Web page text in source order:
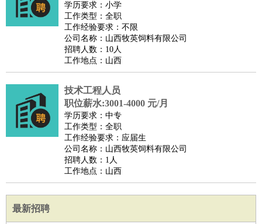
学历要求：小学
工作类型：全职
工作经验要求：不限
公司名称：山西牧英饲料有限公司
招聘人数：10人
工作地点：山西
技术工程人员
职位薪水:3001-4000 元/月
学历要求：中专
工作类型：全职
工作经验要求：应届生
公司名称：山西牧英饲料有限公司
招聘人数：1人
工作地点：山西
最新招聘